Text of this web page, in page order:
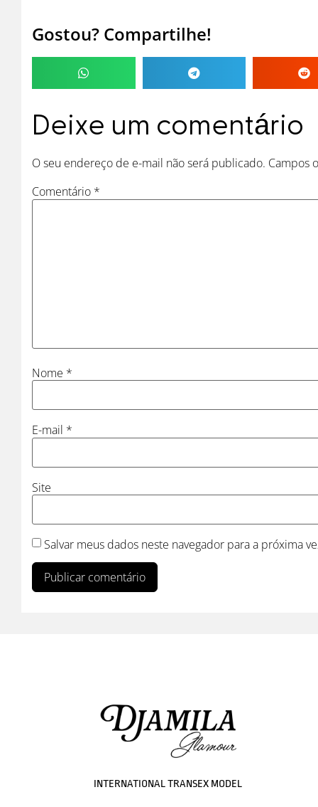
Gostou? Compartilhe!
Deixe um comentário
O seu endereço de e-mail não será publicado. Campos
Comentário *
Nome *
E-mail *
Site
Salvar meus dados neste navegador para a próxima
INTERNATIONAL TRANSEX MODEL